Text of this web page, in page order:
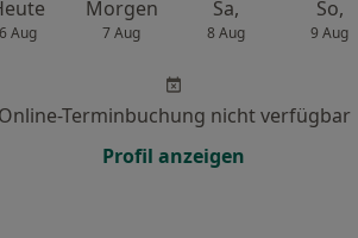
6 Aug
Morgen
7 Aug
Sa,
8 Aug
So,
9 Aug
Online-Terminbuchung nicht verfügbar
Profil anzeigen